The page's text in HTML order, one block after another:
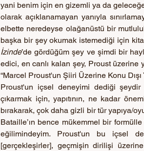
yani benim için en gizemli ya da
olarak açıklanamayan yanıyla
elbette neredeyse olağanüstü bir
başka bir şey okumak istemediği için
İzinde’de gördüğüm şey ve şimdi bir
edici, en canlı kalan şey, Proust üzerine
“Marcel Proust'un Şiiri Üzerine Konu Dışı
Proust'un içsel deneyimi dediği şeydir
çıkarmak için, yapıtının, ne kadar
bırakarak, çok daha gizli bir tür yapıya/
Bataille’ın bence mükemmel bir
eğilimindeyim. Proust'un bu içsel
[gerçekleşirler], geçmişin dirilişi